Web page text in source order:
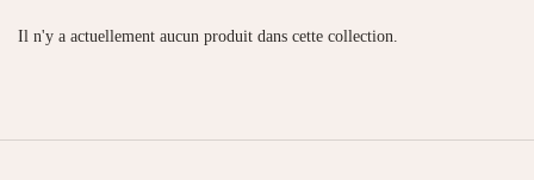
Il n'y a actuellement aucun produit dans cette collection.